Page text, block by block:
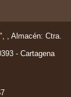
, Almacén: Ctra.
- Cartagena